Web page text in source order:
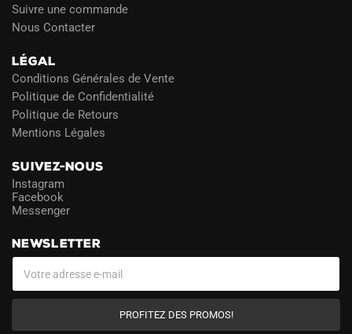
Suivre une commande
Nous Contacter
LÉGAL
Conditions Générales de Vente
Politique de Confidentialité
Politique de Retours
Mentions Légales
SUIVEZ-NOUS
Instagram
Facebook
Messenger
NEWSLETTER
PROFITEZ DES PROMOS!